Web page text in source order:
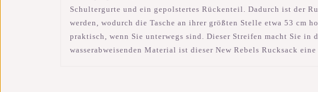
Schultergurte und ein gepolstertes Rückenteil. Dadurch ist der
werden, wodurch die Tasche an ihrer größten Stelle etwa 53 cm
praktisch, wenn Sie unterwegs sind. Dieser Streifen macht Sie
wasserabweisenden Material ist dieser New Rebels Rucksack